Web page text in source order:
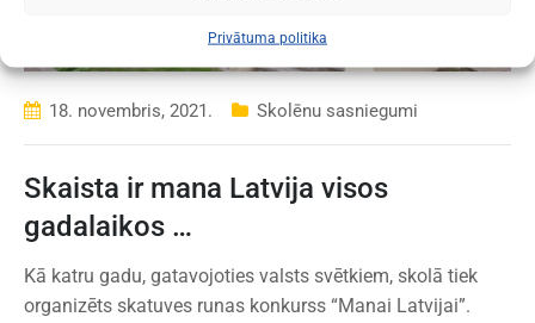
Privātuma politika
18. novembris, 2021. Skolēnu sasniegumi
Skaista ir mana Latvija visos
gadalaikos …
Kā katru gadu, gatavojoties valsts svētkiem, skolā tiek
organizēts skatuves runas konkurss “Manai Latvijai”.